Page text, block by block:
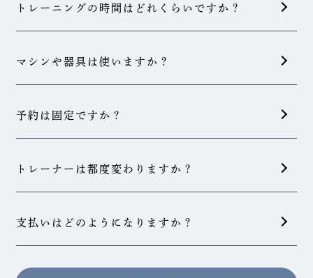
トレーニングの時間はどれくらいですか？
マシンや器具は使いますか？
予約は固定ですか？
トレーナーは都度変わりますか？
支払いはどのようになりますか？